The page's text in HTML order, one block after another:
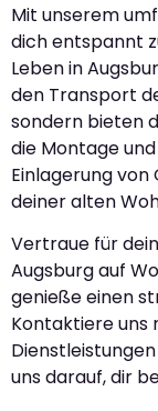
Mit unserem
dich entspannt
Leben in
den Transport
sondern bieten
die Montage
Einlagerung von
deiner alten
Vertraue für
Augsburg auf
genieße einen
Kontaktiere uns
uns darauf, dir